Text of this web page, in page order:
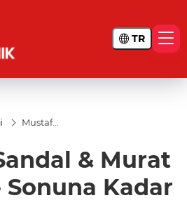
TR
Mustafa
Karahan
-
Kadar
& Murat
Sonuna Kadar